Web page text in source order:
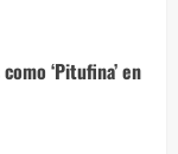
‘Pitufina’ en